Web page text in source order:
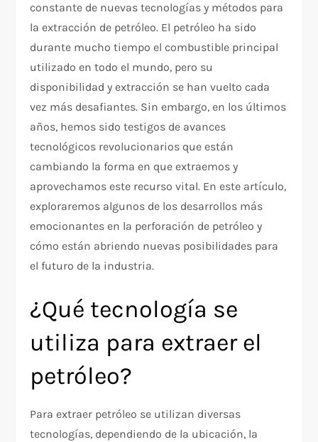
constante de nuevas tecnologías y métodos para
la extracción de petróleo. El petróleo ha sido
durante mucho tiempo el combustible principal
utilizado en todo el mundo, pero su
disponibilidad y extracción se han vuelto cada
vez más desafiantes. Sin embargo, en los últimos
años, hemos sido testigos de avances
tecnológicos revolucionarios que están
cambiando la forma en que extraemos y
aprovechamos este recurso vital. En este artículo,
exploraremos algunos de los desarrollos más
emocionantes en la perforación de petróleo y
cómo están abriendo nuevas posibilidades para
el futuro de la industria.
¿Qué tecnología se
utiliza para extraer el
petróleo?
Para extraer petróleo se utilizan diversas
tecnologías, dependiendo de la ubicación, la